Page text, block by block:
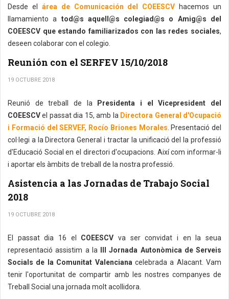
Desde el área de Comunicación del COEESCV
hacemos un
llamamiento a tod@s aquell@s colegiad@s o Amig@s del
COEESCV que estando familiarizados con las redes sociales,
deseen colaborar con el colegio.
Reunión con el SERFEV 15/10/2018
19 OCTUBRE 2018
Reunió de treball de la Presidenta i el Vicepresident del
COEESCVel passat dia 15, amb la Directora General d'Ocupació
i Formació del SERVEF, Rocío Briones Morales . Presentació del
col·legi a la Directora General i tractar la unificació del la professió
d'Educació Social en el directori d'ocupacions. Així com informar-li
i aportar els àmbits de treball de la nostra professió.
Asistencia a las Jornadas de Trabajo Social
2018
19 OCTUBRE 2018
El passat dia 16 el COEESCV va ser convidat i en la seua
representació assistim a la
III Jornada Autonòmica de Serveis
Socials de la Comunitat Valenciana celebrada a Alacant. Vam
tenir l'oportunitat de compartir amb les nostres companyes de
Treball Social una jornada molt acollidora.